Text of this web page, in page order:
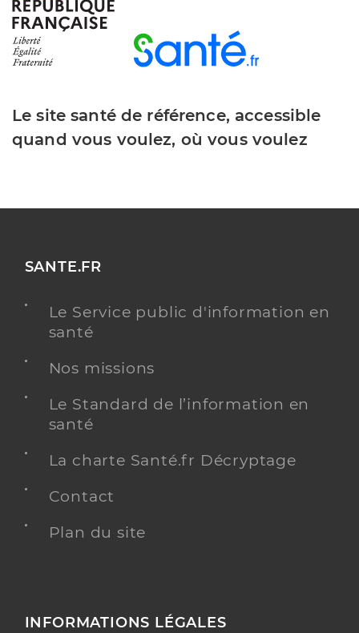
Le site santé de référence, accessible
quand vous voulez, où vous voulez
SANTE.FR
Le Service public d'information en
santé
Nos missions
Le Standard de l’information en
santé
La charte Santé.fr Décryptage
Contact
Plan du site
INFORMATIONS LÉGALES